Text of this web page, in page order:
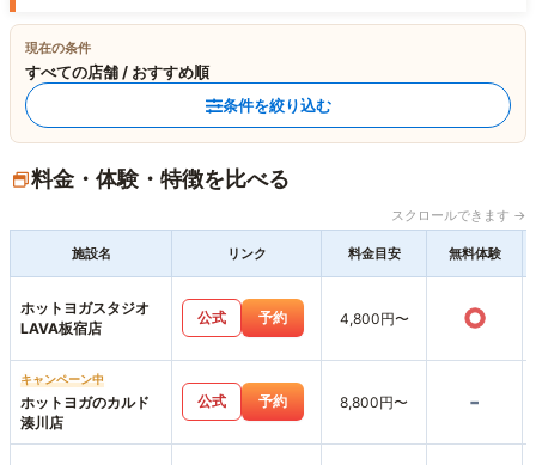
現在の条件
すべての店舗 / おすすめ順
条件を絞り込む
料金・体験・特徴を比べる
スクロールできます →
施設名 リンク 料金目安 無料体験
ホットヨガスタジオ
LAVA板宿店
公式 予約 4,800円〜 ○
キャンペーン中
ホットヨガのカルド
湊川店
公式 予約 8,800円〜 -